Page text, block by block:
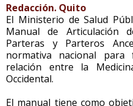
Redacción. Quito
El Ministerio de Salud
Manual de Articulación
Parteras y Parteros
normativa nacional
relación entre la
Occidental.
El manual tiene como